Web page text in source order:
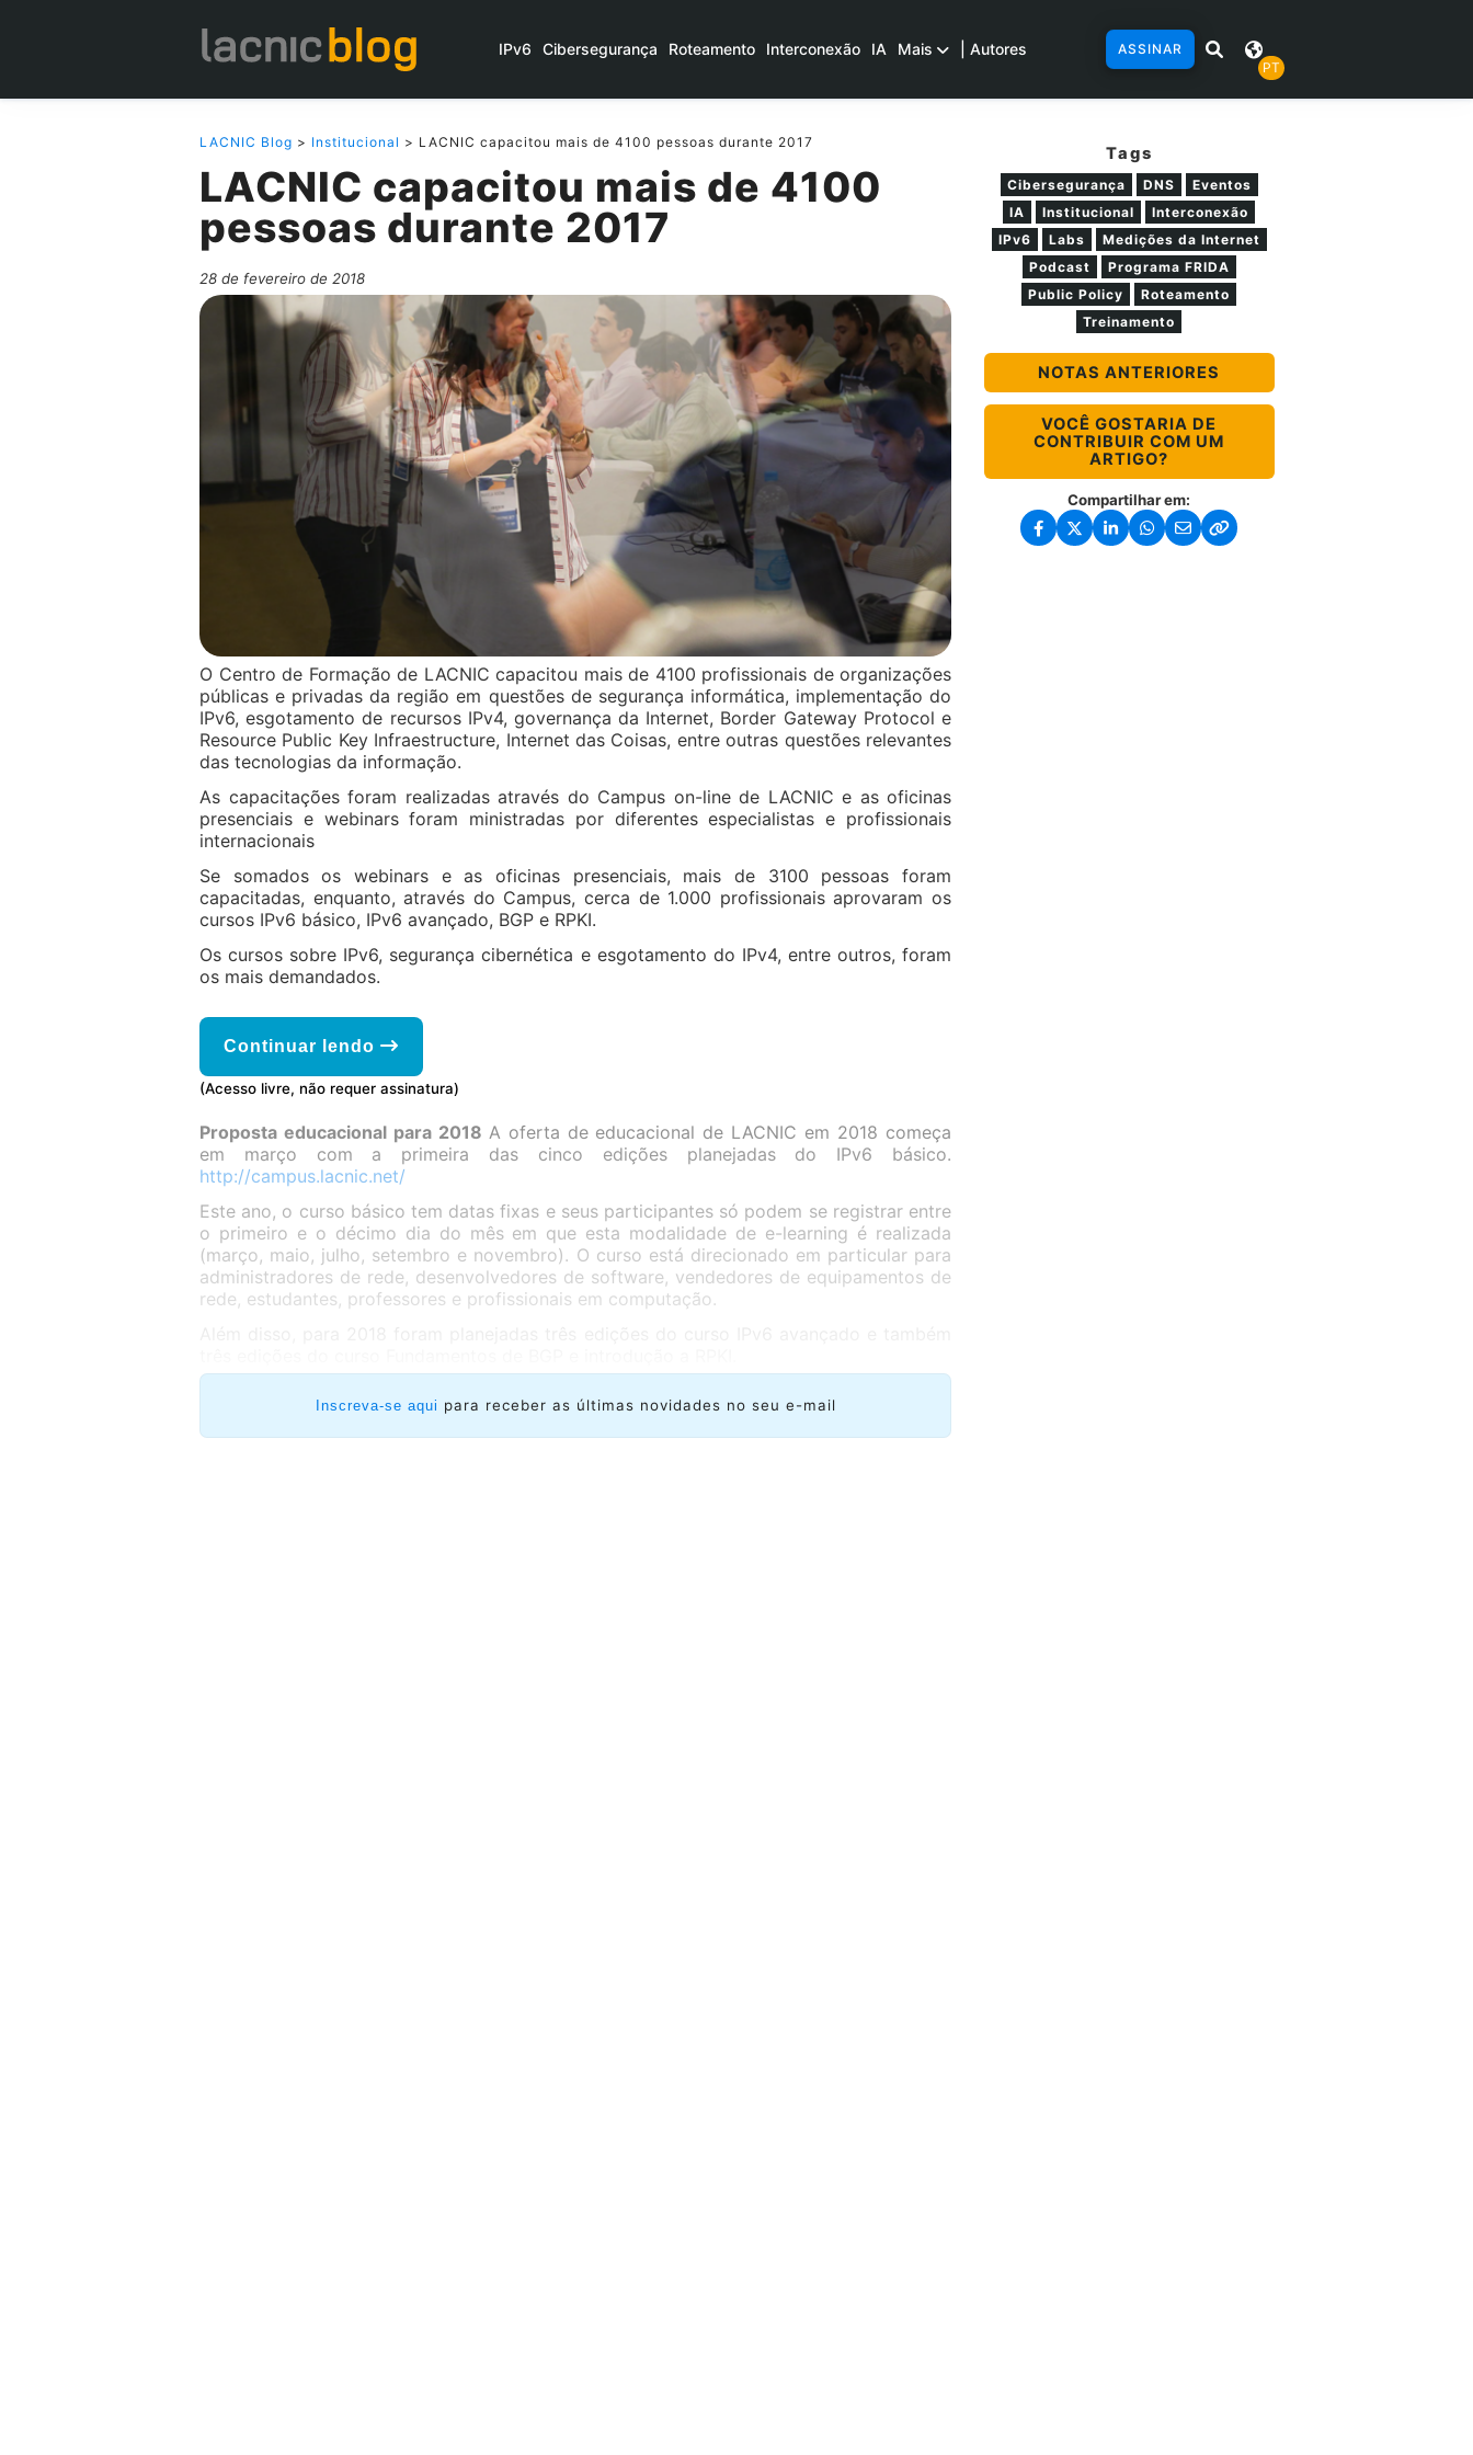
IPv6 Cibersegurança Roteamento Interconexão IA Mais | Autores
ASSINAR
PT
LACNIC Blog > Institucional > LACNIC capacitou mais de 4100 pessoas durante 2017
LACNIC capacitou mais de 4100
pessoas durante 2017
28 de fevereiro de 2018
O Centro de Formação de LACNIC capacitou mais de 4100 profissionais de organizações
públicas e privadas da região em questões de segurança informática, implementação do
IPv6, esgotamento de recursos IPv4, governança da Internet, Border Gateway Protocol e
Resource Public Key Infraestructure, Internet das Coisas, entre outras questões relevantes
das tecnologias da informação.
As capacitações foram realizadas através do Campus on-line de LACNIC e as oficinas
presenciais e webinars foram ministradas por diferentes especialistas e profissionais
internacionais
Se somados os webinars e as oficinas presenciais, mais de 3100 pessoas foram
capacitadas, enquanto, através do Campus, cerca de 1.000 profissionais aprovaram os
cursos IPv6 básico, IPv6 avançado, BGP e RPKI.
Os cursos sobre IPv6, segurança cibernética e esgotamento do IPv4, entre outros, foram
os mais demandados.
Continuar lendo
(Acesso livre, não requer assinatura)
Proposta educacional para 2018 A oferta de educacional de LACNIC em 2018 começa
em março com a primeira das cinco edições planejadas do IPv6 básico.
http://campus.lacnic.net/
Este ano, o curso básico tem datas fixas e seus participantes só podem se registrar entre
o primeiro e o décimo dia do mês em que esta modalidade de e-learning é realizada
(março, maio, julho, setembro e novembro). O curso está direcionado em particular para
administradores de rede, desenvolvedores de software, vendedores de equipamentos de
rede, estudantes, professores e profissionais em computação.
Inscreva-se aqui para receber as últimas novidades no seu e-mail
Tags
Cibersegurança DNS
Eventos
IA
Institucional
Interconexão
IPv6
Labs
Medições da Internet
Podcast
Programa FRIDA
Public Policy
Roteamento
Treinamento
NOTAS ANTERIORES
VOCÊ GOSTARIA DE
CONTRIBUIR COM UM
ARTIGO?
Compartilhar em: